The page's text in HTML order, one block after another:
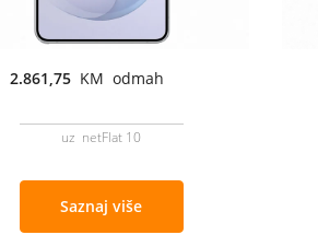
2.861,75 KM odmah
uz netFlat 10
Saznaj više